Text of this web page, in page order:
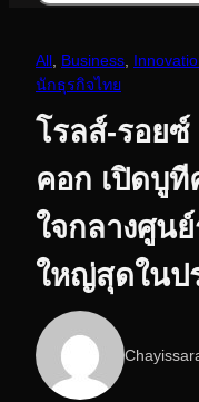
All Business
นักธุรกิจไทย
โรลส์-รอยซ์
คอก เปิดบู
ใจกลางศูน
ใหญ่สุดในป